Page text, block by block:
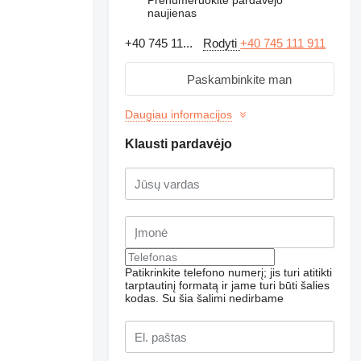
Prašyti papildomų
nuotraukų
naujienas
+40 745 11... Rodyti+40 745 111 911
Paskambinkite man
Daugiau informacijos
Klausti pardavėjo
Patikrinkite telefono numerį; jis turi atitikti
tarptautinį formatą ir jame turi būti šalies
kodas. Su šia šalimi nedirbame